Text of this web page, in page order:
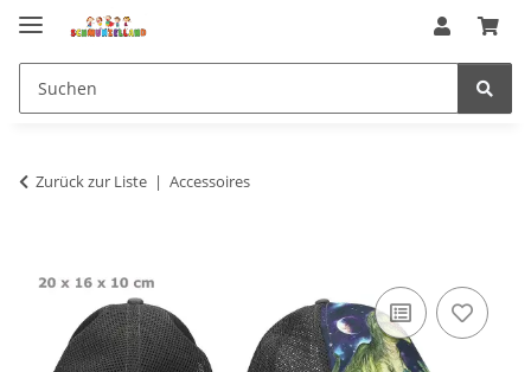
Zurück zur Liste Accessoires